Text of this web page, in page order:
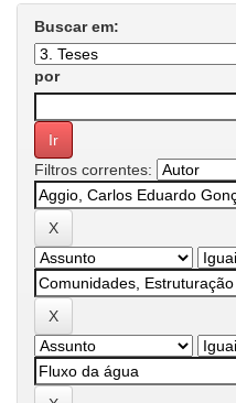
Buscar em:
por
Filtros correntes: